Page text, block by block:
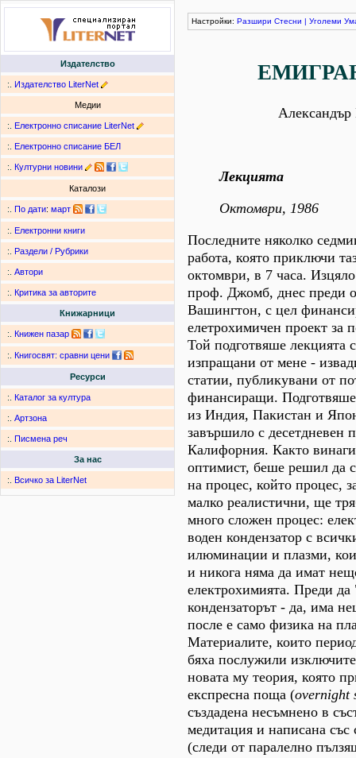
Издателство
:. Издателство LiterNet
Медии
:. Електронно списание LiterNet
:. Електронно списание БЕЛ
:. Културни новини
Каталози
:. По дати: март
:. Електронни книги
:. Раздели / Рубрики
:. Автори
:. Критика за авторите
Книжарници
:. Книжен пазар
:. Книгосвят: сравни цени
Ресурси
:. Каталог за култура
:. Артзона
:. Писмена реч
За нас
:. Всичко за LiterNet
Настройки: Разшири Стесни | Уголеми
Александър
Лекцията
Октомври, 1986
Последните няколко
работа, която приключи
октомври, в 7 часа.
проф. Джомб, днес преди
Вашингтон, с цел
елетрохимичен проект за
Той подготвяше лекцията
изпращани от мене -
статии, публикувани от
финансиращи.
из Индия, Пакистан и
завършило с десетдневен
Калифорния. Както
оптимист, беше решил да
на процес, който процес,
малко реалистични, ще
много сложен процес:
воден кондензатор с
илюминации и плазми,
и никога няма да имат
електрохимията. Преди да
кондензаторът - да, има
после е само физика на
Материалите, които
бяха послужили
новата му теория, която
експресна поща (overnight
създадена несъмнено в
медитация и написана със
(следи от паралелно